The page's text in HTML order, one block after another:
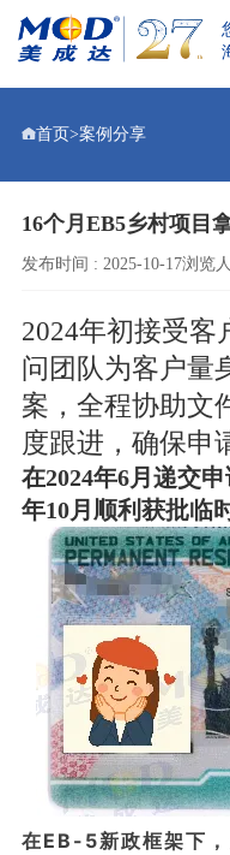
首页>案例分享
16个月EB5乡村项目
发布时间 : 2025-10-17浏览
2024年初接受客
问团队为客户量
案，全程协助文
度跟进，确保申
在2024年6月递交
年10月顺利获批临
在EB-5新政框架下